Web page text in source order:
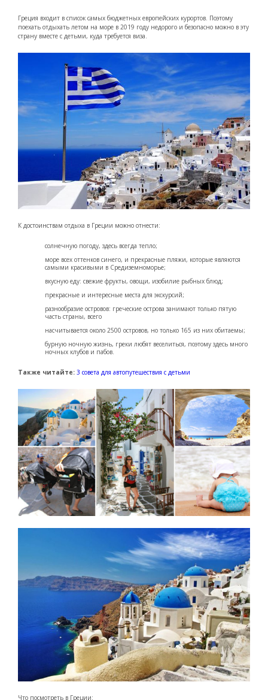
Греция входит в список самых бюджетных европейских курортов. Поэтому
поехать отдыхать летом на море в 2019 году недорого и безопасно можно в эту
страну вместе с детьми, куда требуется виза.
К достоинствам отдыха в Греции можно отнести:
солнечную погоду, здесь всегда тепло;
море всех оттенков синего, и прекрасные пляжи, которые являются
самыми красивыми в Средиземноморье;
вкусную еду: свежие фрукты, овощи, изобилие рыбных блюд;
прекрасные и интересные места для экскурсий;
разнообразие островов: греческие острова занимают только пятую
часть страны, всего
насчитывается около 2500 островов, но только 165 из них обитаемы;
бурную ночную жизнь, греки любят веселиться, поэтому здесь много
ночных клубов и пабов.
Также читайте: 3 совета для автопутешествия с детьми
Что посмотреть в Греции: